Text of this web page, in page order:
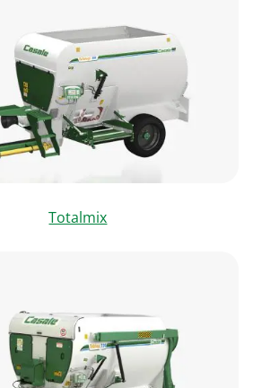
Totalmix